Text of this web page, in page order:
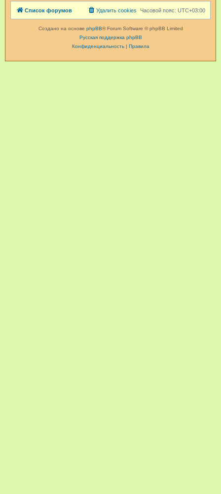
Список форумов Часовой пояс: UTC+03:00
Удалить cookies
Создано на основе phpBB® Forum Software © phpBB Limited
Русская поддержка phpBB
Конфиденциальность| Правила